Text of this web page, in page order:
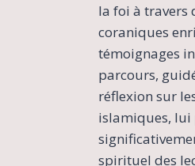
la foi à travers
coraniques
témoignages
parcours,
réflexion sur
islamiques,
spirituel des